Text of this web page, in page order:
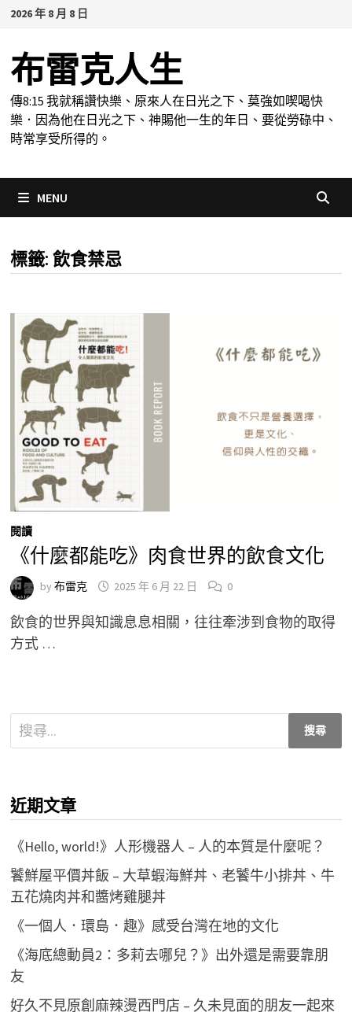
Skip
content
2026 年 8 月 8 日
布雷克人生
傳8:15 我就稱讚快樂、原來人在日光之下、莫強如喫喝快
樂．因為他在日光之下、神賜他一生的年日、要從勞碌中、
時常享受所得的。
MENU
標籤: 飲食禁忌
閱讀
《什麼都能吃》肉食世界的飲食文化
by 布雷克 2025 年 6 月 22 日 0
飲食的世界與知識息息相關，往往牽涉到食物的取得
方式 …
搜
尋
字:
近期文章
《Hello, world!》人形機器人 – 人的本質是什麼呢？
饕鮮屋平價丼飯 – 大草蝦海鮮丼、老饕牛小排丼、牛
五花燒肉丼和醬烤雞腿丼
《一個人．環島．趣》感受台灣在地的文化
《海底總動員2：多莉去哪兒？》出外還是需要靠朋
友
好久不見原創麻辣燙西門店 – 久未見面的朋友一起來